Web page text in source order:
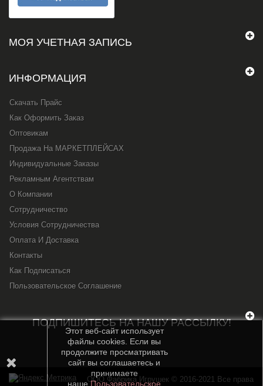
МОЯ УЧЕТНАЯ ЗАПИСЬ
ИНФОРМАЦИЯ
Скачать Прайс
Как Оформить Заказ
Оптовикам
Продажа На МАРКЕТПЛЕЙСАХ
Индивидуальные Заказы
Рекламным Агентствам
О Компании
Сотрудничество
Условия Сотрудничества
Оплата И Доставка
Контакты
Как Подписаться
Пользовательское Соглашение
ПОДПИШИТЕСЬ НА НАШУ РАССЫЛКУ!
OOO Фабрика Игрушек © 2016-2021 Все права
Этот веб-сайт использует
файлы cookies. Если вы
продолжите просматривать
сайт вы соглашаетесь и
принимаете
нашеПользовательское